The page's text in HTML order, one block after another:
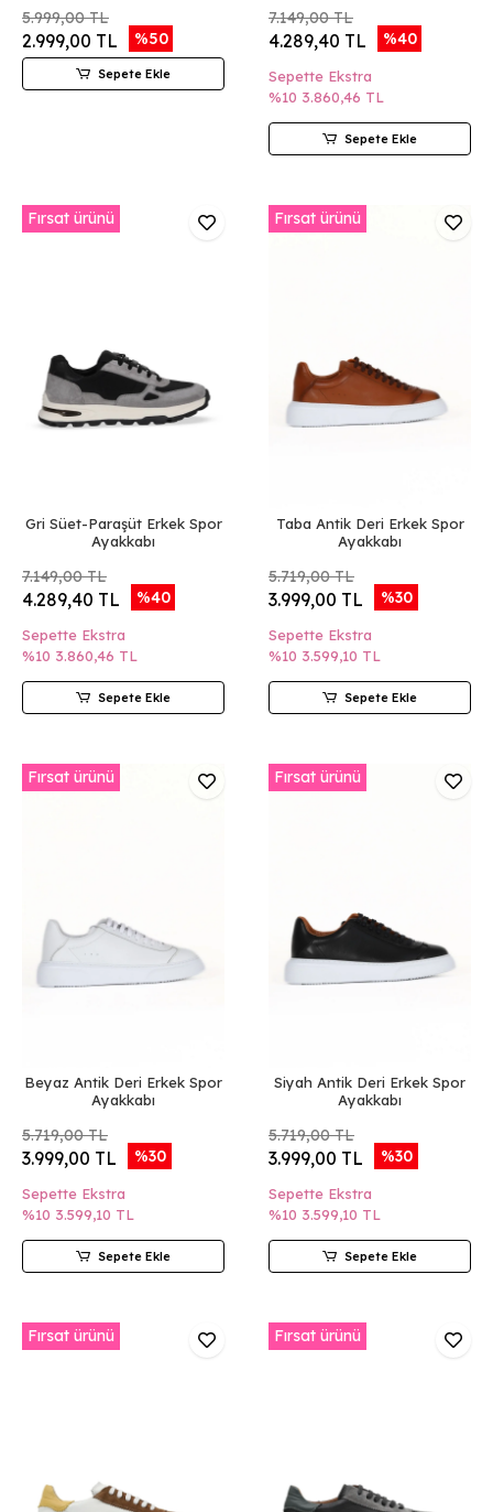
5.999,00 TL
2.999,00 TL %50
Sepete Ekle
7.149,00 TL
4.289,40 TL %40
Sepette Ekstra
%10 3.860,46 TL
Sepete Ekle
Fırsat ürünü
Gri Süet-Paraşüt Erkek Spor
Ayakkabı
7.149,00 TL
4.289,40 TL %40
Sepette Ekstra
%10 3.860,46 TL
Sepete Ekle
Fırsat ürünü
Taba Antik Deri Erkek Spor
Ayakkabı
5.719,00 TL
3.999,00 TL %30
Sepette Ekstra
%10 3.599,10 TL
Sepete Ekle
Fırsat ürünü
Beyaz Antik Deri Erkek Spor
Ayakkabı
5.719,00 TL
3.999,00 TL %30
Sepette Ekstra
%10 3.599,10 TL
Sepete Ekle
Fırsat ürünü
Siyah Antik Deri Erkek Spor
Ayakkabı
5.719,00 TL
3.999,00 TL %30
Sepette Ekstra
%10 3.599,10 TL
Sepete Ekle
Fırsat ürünü Fırsat ürünü